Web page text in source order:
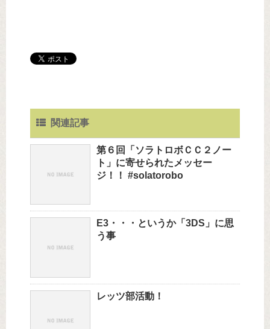
関連記事
第６回「ソラトロボＣＣ２ノー
ト」に寄せられたメッセー
ジ！！ #solatorobo
E3・・・というか「3DS」に思
う事
レッツ部活動！